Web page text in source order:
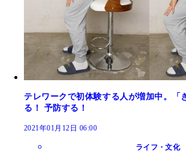
テレワークで初体験する人が増加中。「
る！ 予防する！
2021年01月12日 06:00
ライフ・文化